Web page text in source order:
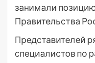
занимали
Правительства
Представителей
специалистов по